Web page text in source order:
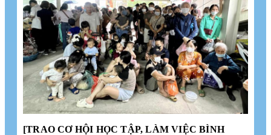
[TRAO CƠ HỘI HỌC TẬP, LÀM VIỆC BÌNH